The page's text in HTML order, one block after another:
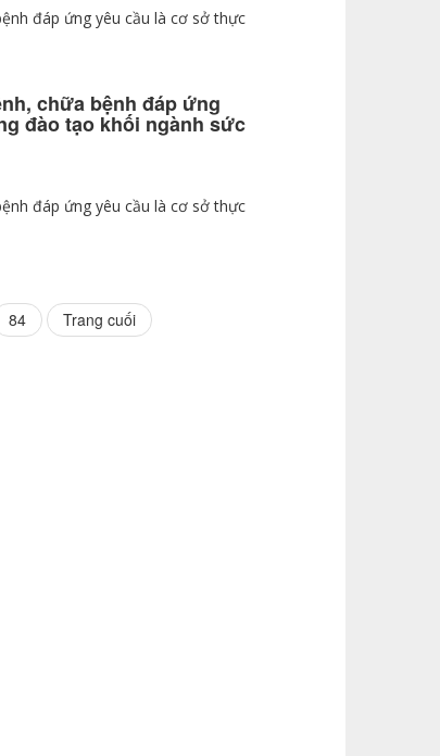
đáp ứng yêu cầu là cơ sở thực
chữa bệnh đáp ứng
đào tạo khối ngành sức
đáp ứng yêu cầu là cơ sở thực
84 Trang cuốiLast